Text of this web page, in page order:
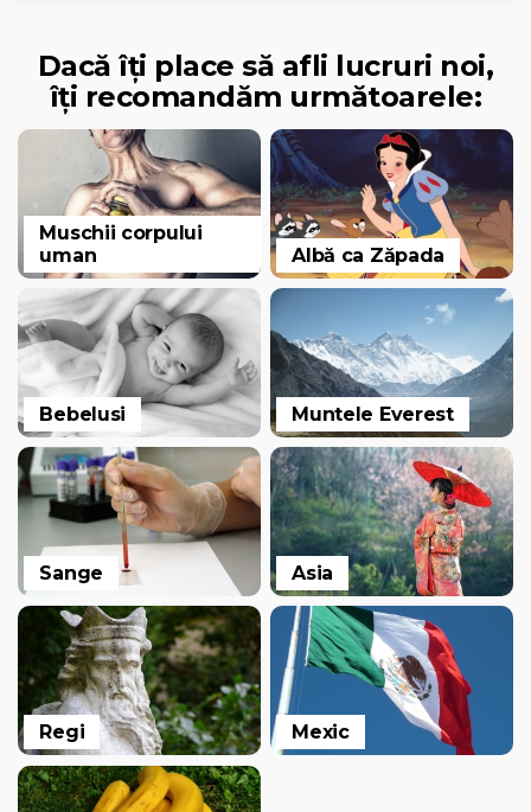
Dacă îți place să afli lucruri noi,
îți recomandăm următoarele:
Muschii corpului
uman
Albă ca Zăpada
Bebelusi Muntele Everest
Sange Asia
Regi Mexic